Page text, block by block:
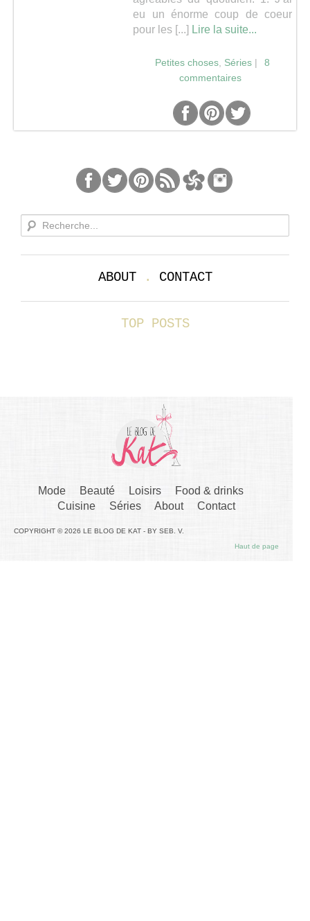
eu un énorme coup de coeur
pour les [...] Lire la suite...
Petites choses, Séries|
8
commentaires
ABOUT. CONTACT
TOP POSTS
Mode Beauté Loisirs
Food & drinks
Cuisine
Séries About Contact
COPYRIGHT © 2026 LE BLOG DE KAT - BY SEB. V.
Haut de page